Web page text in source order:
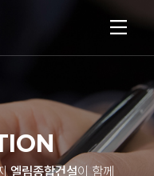
엘림종합건설이 함께